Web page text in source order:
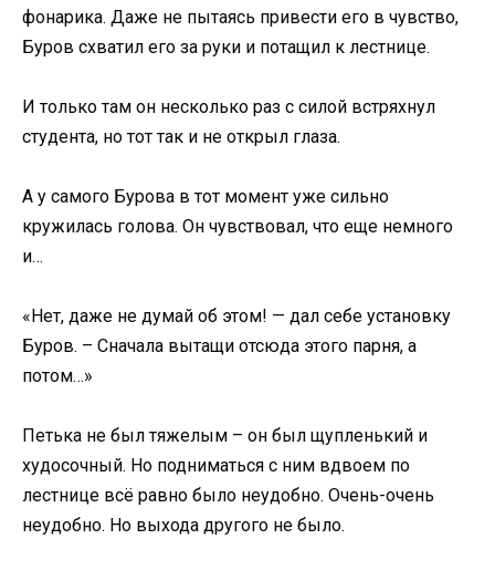
фонарика. Даже не пытаясь привести его в чувство,
Буров схватил его за руки и потащил к лестнице.
И только там он несколько раз с силой встряхнул
студента, но тот так и не открыл глаза.
А у самого Бурова в тот момент уже сильно
кружилась голова. Он чувствовал, что еще немного
и…
«Нет, даже не думай об этом! — дал себе установку
Буров. – Сначала вытащи отсюда этого парня, а
потом…»
Петька не был тяжелым – он был щупленький и
худосочный. Но подниматься с ним вдвоем по
лестнице всё равно было неудобно. Очень-очень
неудобно. Но выхода другого не было.